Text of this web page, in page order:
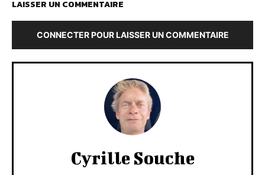
LAISSER UN COMMENTAIRE
CONNECTER POUR LAISSER UN COMMENTAIRE
Cyrille Souche